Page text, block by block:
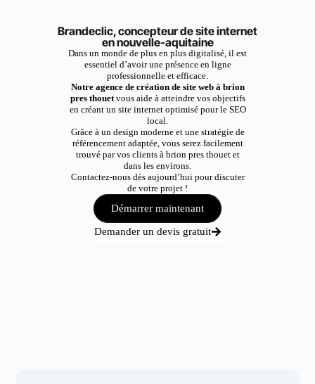
Brandeclic, concepteur de site internet
en nouvelle-aquitaine
Dans un monde de plus en plus digitalisé, il est
essentiel d’avoir une présence en ligne
professionnelle et efficace.
Notre agence de création de site web à brion
pres thouetvous aide à atteindre vos objectifs
en créant un site internet optimisé pour le SEO
local.
Grâce à un design moderne et une stratégie de
référencement adaptée, vous serez facilement
trouvé par vos clients à brion pres thouet et
dans les environs.
Contactez-nous dès aujourd’hui pour discuter
de votre projet !
Démarrer maintenant
Demander un devis gratuit